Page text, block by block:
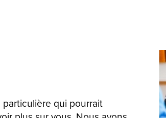
qui pourrait